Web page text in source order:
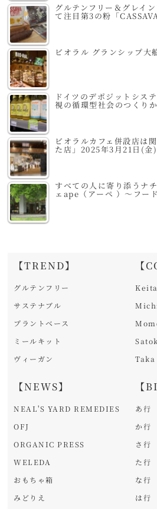
グルテンフリー＆グレイ
て注目第3の粉「
ビオラル グランシップ
ドイツのデポジットシス
視の循環型社会のつくり
ビオラルカフェ併設店は
た店」2025年3月21日(金
すべての人に寄り添うナ
ェape（アーペ ）～フー
【TREND】
グルテンフリー
サステナブル
プラントベース
ミールキット
ヴィーガン
【NEWS】
NEAL'S YARD REMEDIES
OFJ
ORGANIC PRESS
WELEDA
おもちゃ箱
みどりえ
【
【
あ行
か行
さ行
た行
な行
は行